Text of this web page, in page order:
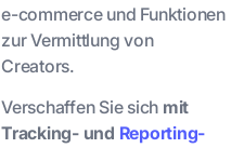
e-commerce und Funktionen
zur Vermittlung von
Creators.
Verschaffen Sie sich mit
Tracking- und Reporting-